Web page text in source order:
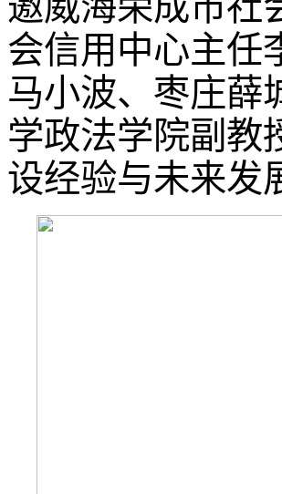
会信用中心主任
马小波、枣庄薛
学政法学院副教
设经验与未来发